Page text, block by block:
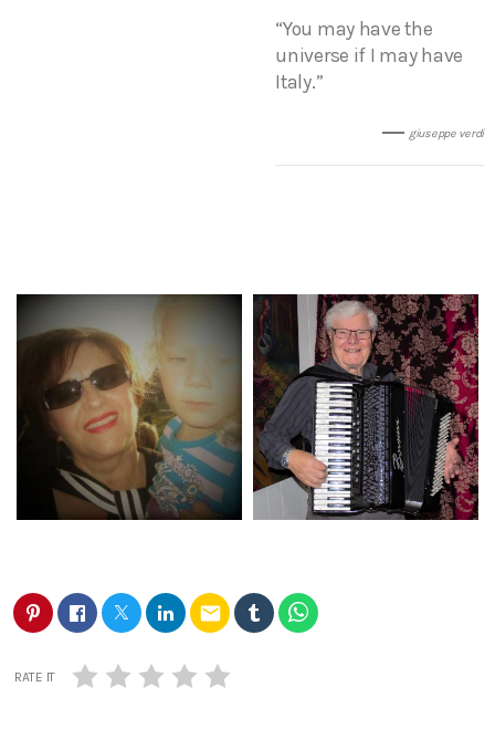
“You may have the
universe if I may have
Italy.”
giuseppe verdi
email
RATE IT